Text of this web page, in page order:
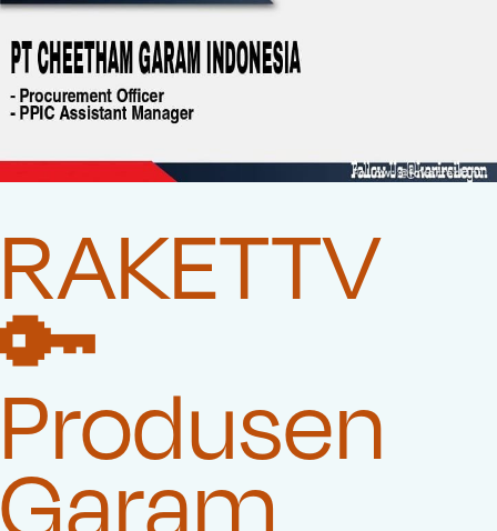
RAKETTV
🔑
Produsen
Garam